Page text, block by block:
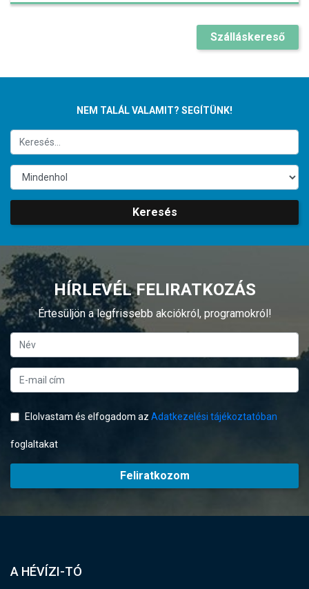
Szálláskereső
NEM TALÁL VALAMIT? SEGÍTÜNK!
Keresés
HÍRLEVÉL FELIRATKOZÁS
Értesüljön a legfrissebb akciókról, programokról!
Elolvastam és elfogadom az Adatkezelési tájékoztatóban
foglaltakat
Feliratkozom
A HÉVÍZI-TÓ